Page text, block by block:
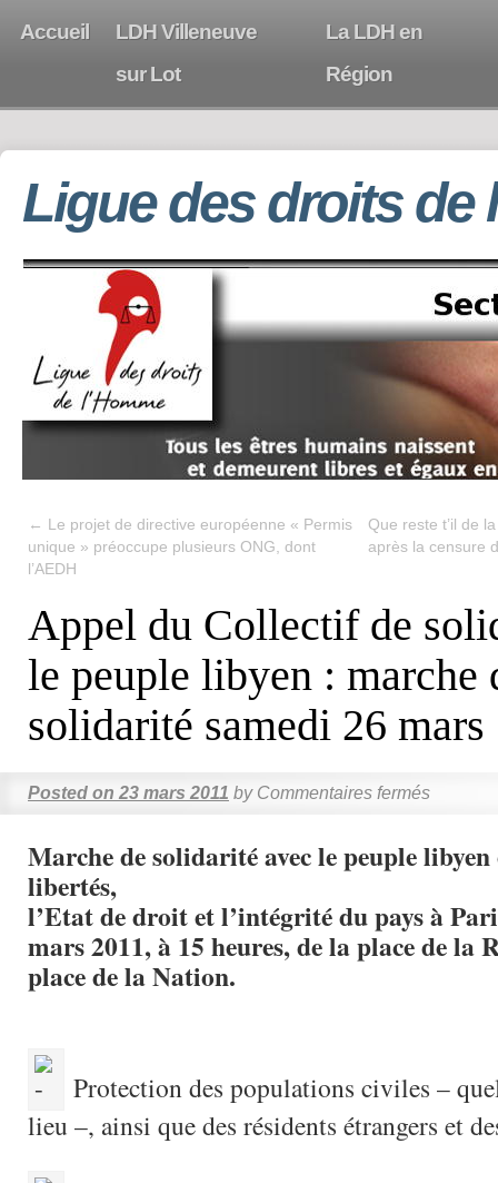
Accueil
LDH Villeneuve
sur Lot
La LDH en
Région
Ligue des droits de
← Le projet de directive européenne « Permis
unique » préoccupe plusieurs ONG, dont
l’AEDH
Que reste t’il de
après la censure
Appel du Collectif de
le peuple libyen : marche
solidarité samedi 26 mars
Posted on 23 mars 2011 by Commentaires fermés
Marche de solidarité avec le peuple
libertés,
l’Etat de droit et l’intégrité du pays à
mars 2011, à 15 heures, de la place de la
place de la Nation.
Protection des populations civiles –
lieu –, ainsi que des résidents étrangers et